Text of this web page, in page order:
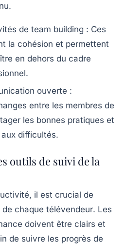
de team building : Ces
la cohésion et permettent
en dehors du cadre
ouverte :
entre les membres de
les bonnes pratiques et
aux difficultés.
outils de suivi de la
, il est crucial de
chaque télévendeur. Les
doivent être clairs et
de suivre les progrès de